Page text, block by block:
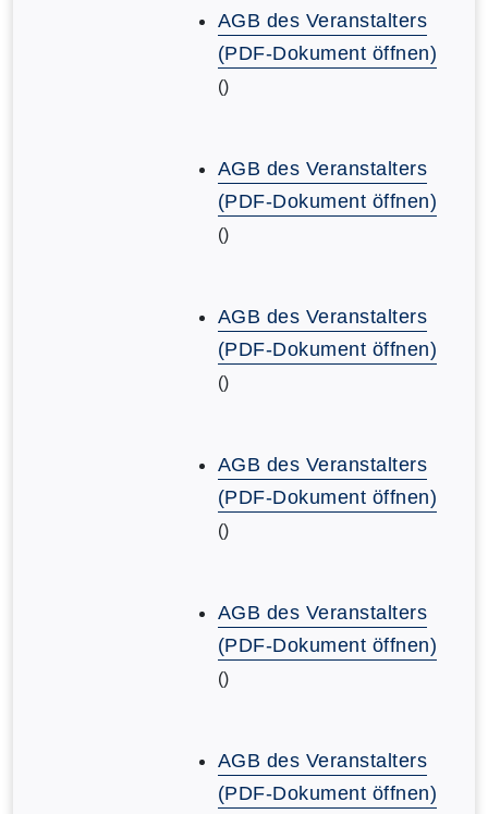
AGB des Veranstalters
(PDF-Dokument öffnen)
()
AGB des Veranstalters
(PDF-Dokument öffnen)
()
AGB des Veranstalters
(PDF-Dokument öffnen)
()
AGB des Veranstalters
(PDF-Dokument öffnen)
()
AGB des Veranstalters
(PDF-Dokument öffnen)
()
AGB des Veranstalters
(PDF-Dokument öffnen)